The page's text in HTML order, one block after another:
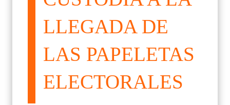
LLEGADA DE
LAS PAPELETAS
ELECTORALES